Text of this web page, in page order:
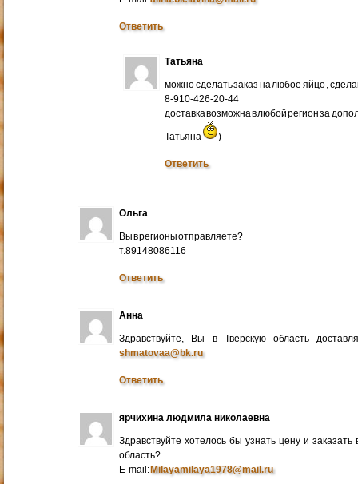
Ответить
Татьяна
можно сделать заказ на любое яйцо ,
8-910-426-20-44
доставка возможна в любой регион за
Татьяна )
Ответить
Ольга
Вы в регионы отправляете?
т.89148086116
Ответить
Анна
Здравствуйте, Вы в Тверскую область
shmatovaa@bk.ru
Ответить
ярчихина людмила николаевна
Здравствуйте хотелось бы узнать цену и
область?
E-mail:Milayamilaya1978@mail.ru